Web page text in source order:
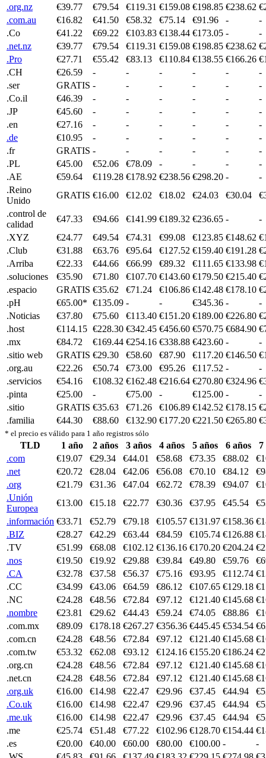
.org.nz
€39.77 €79.54 €119.31 €159.08 €198.85 €238.62
.com.au
€16.82 €41.50 €58.32 €75.14 €91.96 -
-
.Co
€41.22 €69.22 €103.83 €138.44 €173.05 -
-
.net.nz
€39.77 €79.54 €119.31 €159.08 €198.85 €238.62
.Pro
€27.71 €55.42 €83.13 €110.84 €138.55 €166.26
.CH
€26.59 - - - - -
-
.ser
GRATIS - - - - -
-
.Co.il
€46.39 - - - - -
-
.JP
€45.60 - - - - -
-
.en
€27.16 - - - - -
-
.de
€10.95 - - - - -
-
.fr
GRATIS - - - - -
-
.PL
€45.00 €52.06 €78.09 - - -
-
.AE
€59.64 €119.28 €178.92 €238.56 €298.20 -
-
.Reino
Unido
GRATIS €16.00 €12.02 €18.02 €24.03 €30.04
.control de
calidad
€47.33 €94.66 €141.99 €189.32 €236.65 -
-
.XYZ
€24.77 €49.54 €74.31 €99.08 €123.85 €148.62
.Club
€31.88 €63.76 €95.64 €127.52 €159.40 €191.28
.Arriba
€22.33 €44.66 €66.99 €89.32 €111.65 €133.98
.soluciones
€35.90 €71.80 €107.70 €143.60 €179.50 €215.40
.espacio
GRATIS €35.62 €71.24 €106.86 €142.48 €178.10
.pH
€65.00* €135.09 - - €345.36 -
-
.Noticias
€37.80 €75.60 €113.40 €151.20 €189.00 €226.80
.host
€114.15 €228.30 €342.45 €456.60 €570.75 €684.90
.mx
€84.72 €169.44 €254.16 €338.88 €423.60 -
-
.sitio web
GRATIS €29.30 €58.60 €87.90 €117.20 €146.50
.org.au
€22.26 €50.74 €73.00 €95.26 €117.52 -
-
.servicios
€54.16 €108.32 €162.48 €216.64 €270.80 €324.96
.pinta
€25.00 - €75.00 - €125.00 -
-
.sitio
GRATIS €35.63 €71.26 €106.89 €142.52 €178.15
.familia
€44.30 €88.60 €132.90 €177.20 €221.50 €265.80
* el precio es válido para 1 año registros sólo
TLD 1 año 2 años 3 años 4 años 5 años 6 años
7
.com
€19.07 €29.34 €44.01 €58.68 €73.35 €88.02
.net
€20.72 €28.04 €42.06 €56.08 €70.10 €84.12
.org
€21.79 €31.36 €47.04 €62.72 €78.39 €94.07
.Unión
Europea
€13.00 €15.18 €22.77 €30.36 €37.95 €45.54
.información €33.71 €52.79 €79.18 €105.57 €131.97 €158.36
.BIZ
€28.27 €42.29 €63.44 €84.59 €105.74 €126.88
.TV
€51.99 €68.08 €102.12 €136.16 €170.20 €204.24
.nos
€19.50 €19.92 €29.88 €39.84 €49.80 €59.76
.CA
€32.78 €37.58 €56.37 €75.16 €93.95 €112.74
.CC
€34.99 €43.06 €64.59 €86.12 €107.65 €129.18
.NC
€24.28 €48.56 €72.84 €97.12 €121.40 €145.68
.nombre
€23.81 €29.62 €44.43 €59.24 €74.05 €88.86
.com.mx
€89.09 €178.18 €267.27 €356.36 €445.45 €534.54
.com.cn
€24.28 €48.56 €72.84 €97.12 €121.40 €145.68
.com.tw
€53.32 €62.08 €93.12 €124.16 €155.20 €186.24
.org.cn
€24.28 €48.56 €72.84 €97.12 €121.40 €145.68
.net.cn
€24.28 €48.56 €72.84 €97.12 €121.40 €145.68
.org.uk
€16.00 €14.98 €22.47 €29.96 €37.45 €44.94
.Co.uk
€16.00 €14.98 €22.47 €29.96 €37.45 €44.94
.me.uk
€16.00 €14.98 €22.47 €29.96 €37.45 €44.94
.me
€25.74 €51.48 €77.22 €102.96 €128.70 €154.44
.es
€20.00 €40.00 €60.00 €80.00 €100.00 -
-